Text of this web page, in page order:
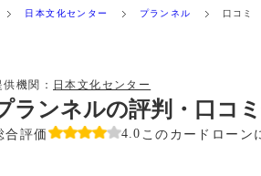
き、公平性を担保した情報提供を行っています
日本文化センター プランネル 口コミ
供機関： 日本文化センター
ランネルの評判・口コ
合評価 4.0 このカードローン